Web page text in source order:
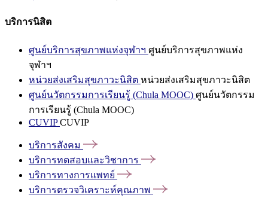
บริการนิสิต
ศูนย์บริการสุขภาพแห่งจุฬาฯ ศูนย์บริการสุขภาพแห่ง
จุฬาฯ
หน่วยส่งเสริมสุขภาวะนิสิต หน่วยส่งเสริมสุขภาวะนิสิต
ศูนย์นวัตกรรมการเรียนรู้ (Chula MOOC) ศูนย์นวัตกรรม
การเรียนรู้ (Chula MOOC)
CUVIPCUVIP
บริการสังคม
บริการทดสอบและวิชาการ
บริการทางการแพทย์
บริการตรวจวิเคราะห์คุณภาพ